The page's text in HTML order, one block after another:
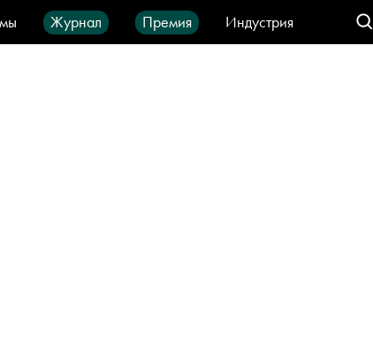
Журнал Премия
Индустрия
Город IT-продукты